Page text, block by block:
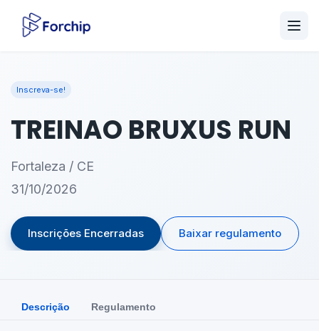
Inscreva-se!
TREINAO BRUXUS RUN
Fortaleza / CE
31/10/2026
Inscrições Encerradas Baixar regulamento
Descrição Regulamento